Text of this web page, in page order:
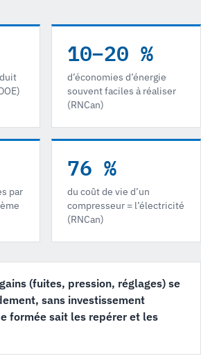
10–20 %
d’économies d’énergie
souvent faciles à réaliser
(RNCan)
par
76 %
du coût de vie d’un
compresseur = l’électricité
(RNCan)
(fuites, pression, réglages) se
sans investissement
formée sait les repérer et les